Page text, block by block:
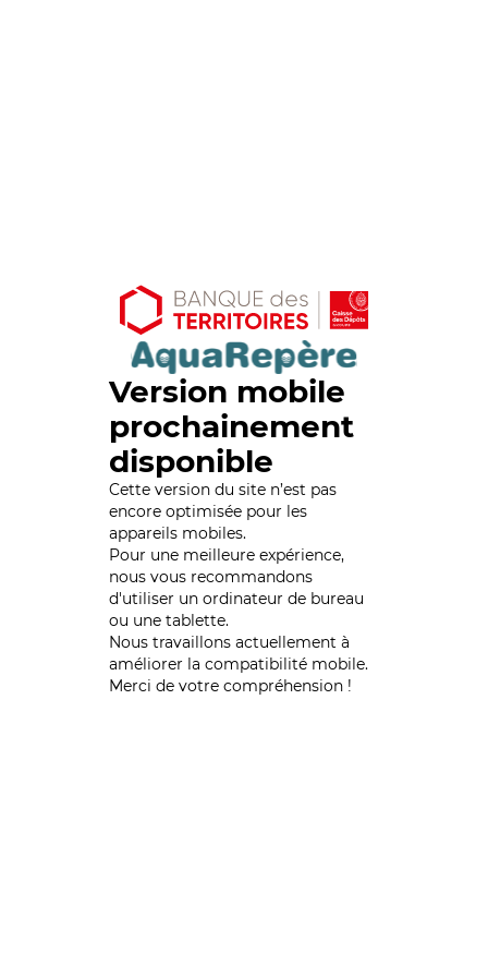
Version mobile
prochainement
disponible
Cette version du site n’est pas
encore optimisée pour les
appareils mobiles.
Pour une meilleure expérience,
nous vous recommandons
d'utiliser un ordinateur de bureau
ou une tablette.
Nous travaillons actuellement à
améliorer la compatibilité mobile.
Merci de votre compréhension !